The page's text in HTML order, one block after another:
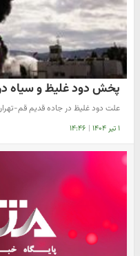
پخش دود غلیظ و سیاه
علت دود غلیظ در جاده قدیم قم‌-‌
۱ تیر ۱۴۰۴ | ۱۴:۴۶